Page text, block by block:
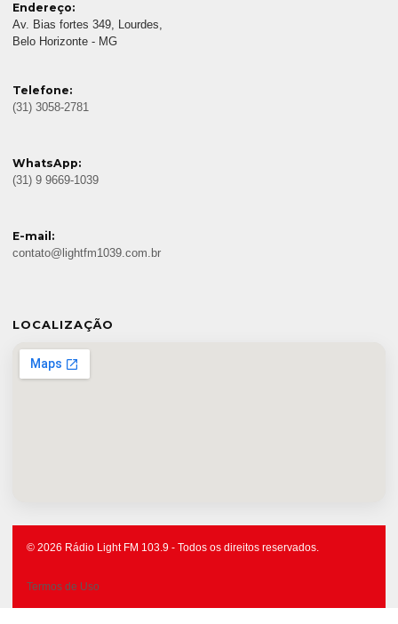
Endereço:
Av. Bias fortes 349, Lourdes,
Belo Horizonte - MG
Telefone:
(31) 3058-2781
WhatsApp:
(31) 9 9669-1039
E-mail:
contato@lightfm1039.com.br
LOCALIZAÇÃO
© 2026 Rádio Light FM 103.9 - Todos os direitos reservados.
Termos de Uso